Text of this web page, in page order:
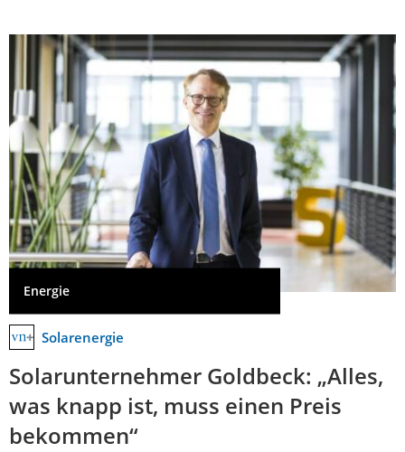
Energie
Solarenergie
Solarunternehmer Goldbeck: „Alles,
was knapp ist, muss einen Preis
bekommen“